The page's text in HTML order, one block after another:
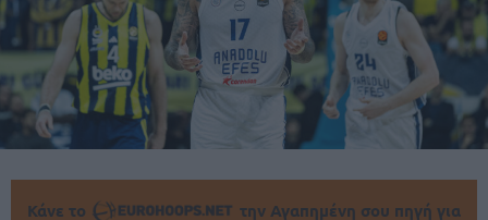
Κάνε το
την Αγαπημένη σου πηγή για